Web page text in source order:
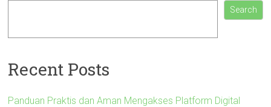
Search
Recent Posts
Panduan Praktis dan Aman Mengakses Platform Digital